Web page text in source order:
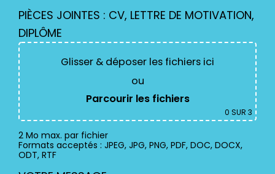
PIÈCES JOINTES : CV, LETTRE DE MOTIVATION,
DIPLÔME
Glisser & déposer les fichiers ici
ou
Parcourir les fichiers
0 SUR 3
2 Mo max. par fichier
Formats acceptés : JPEG, JPG, PNG, PDF, DOC, DOCX,
ODT, RTF